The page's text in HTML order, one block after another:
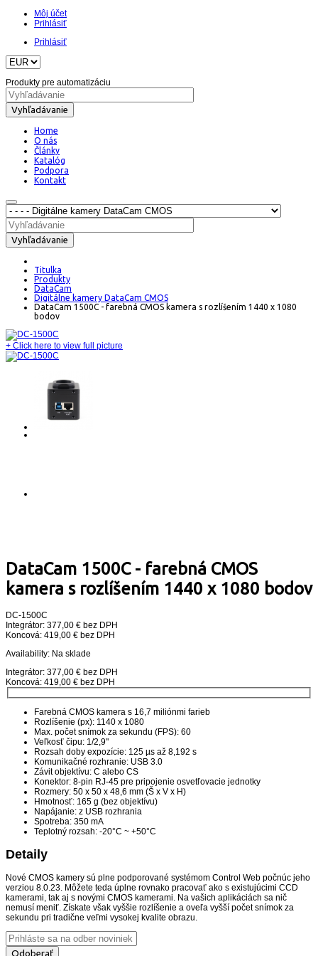
Môj účet
Prihlásiť
Prihlásiť
Produkty pre automatizáciu
Vyhľadávanie
Home
O nás
Články
Katalóg
Podpora
Kontakt
Vyhľadávanie
Titulka
Produkty
DataCam
Digitálne kamery DataCam CMOS
DataCam 1500C - farebná CMOS kamera s rozlíšením 1440 x 1080
bodov
+ Click here to view full picture
DataCam 1500C - farebná CMOS
kamera s rozlíšením 1440 x 1080 bodov
DC-1500C
Integrátor: 377,00 € bez DPH
Koncová: 419,00 € bez DPH
Availability: Na sklade
Integrátor: 377,00 € bez DPH
Koncová: 419,00 € bez DPH
Farebná CMOS kamera s 16,7 miliónmi farieb
Rozlíšenie (px): 1140 x 1080
Max. počet snímok za sekundu (FPS): 60
Veľkosť čipu: 1/2,9"
Rozsah doby expozície: 125 µs až 8,192 s
Komunikačné rozhranie: USB 3.0
Závit objektívu: C alebo CS
Konektor: 8-pin RJ-45 pre pripojenie osvetľovacie jednotky
Rozmery: 50 x 50 x 48,6 mm (Š x V x H)
Hmotnosť: 165 g (bez objektívu)
Napájanie: z USB rozhrania
Spotreba: 350 mA
Teplotný rozsah: -20°C ~ +50°C
Detaily
Nové CMOS kamery sú plne podporované systémom Control Web počnúc jeho
verziou 8.0.23. Môžete teda úplne rovnako pracovať ako s existujúcimi CCD
kamerami, tak aj s novými CMOS kamerami. Na vašich aplikáciách sa nič
nemusí meniť. Získate však vyššie rozlíšenie a oveľa vyšší počet snímok za
sekundu pri tradične veľmi vysokej kvalite obrazu.
Odoberať